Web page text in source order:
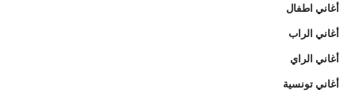
أغاني اطفال
أغاني الراب
أغاني الراي
أغاني تونسية